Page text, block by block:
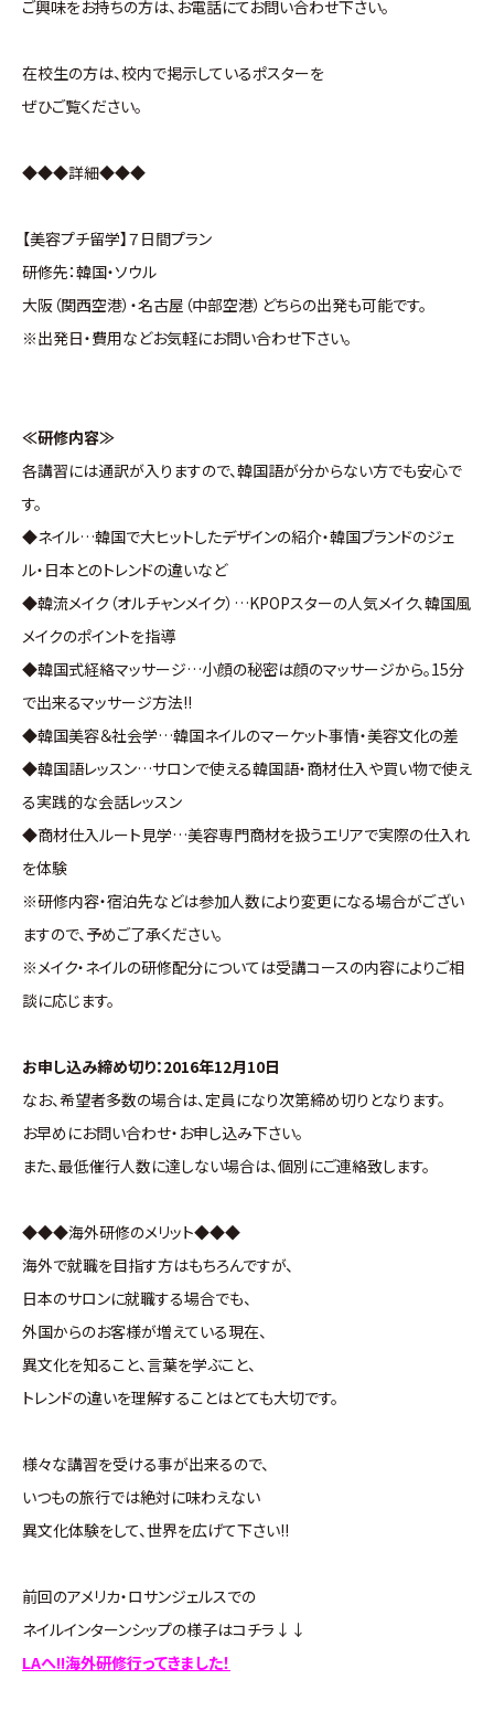
ご興味をお持ちの方は、お電話にてお問い合わせ下さい。
在校生の方は、校内で掲示しているポスターを
ぜひご覧ください。
◆◆◆詳細◆◆◆
【美容プチ留学】７日間プラン
研修先：韓国・ソウル
大阪（関西空港）・名古屋（中部空港）どちらの出発も可能です。
※出発日・費用などお気軽にお問い合わせ下さい。
≪研修内容≫
各講習には通訳が入りますので、韓国語が分からない方でも安心で
す。
◆ネイル…韓国で大ヒットしたデザインの紹介・韓国ブランドのジェ
ル・日本とのトレンドの違いなど
◆韓流メイク（オルチャンメイク）…KPOPスターの人気メイク、韓国風
メイクのポイントを指導
◆韓国式経絡マッサージ…小顔の秘密は顔のマッサージから。15分
で出来るマッサージ方法!!
◆韓国美容＆社会学…韓国ネイルのマーケット事情・美容文化の差
◆韓国語レッスン…サロンで使える韓国語・商材仕入や買い物で使え
る実践的な会話レッスン
◆商材仕入ルート見学…美容専門商材を扱うエリアで実際の仕入れ
を体験
※研修内容・宿泊先などは参加人数により変更になる場合がござい
ますので、予めご了承ください。
※メイク・ネイルの研修配分については受講コースの内容によりご相
談に応じます。
お申し込み締め切り：2016年12月10日
なお、希望者多数の場合は、定員になり次第締め切りとなります。
お早めにお問い合わせ・お申し込み下さい。
また、最低催行人数に達しない場合は、個別にご連絡致します。
◆◆◆海外研修のメリット◆◆◆
海外で就職を目指す方はもちろんですが、
日本のサロンに就職する場合でも、
外国からのお客様が増えている現在、
異文化を知ること、言葉を学ぶこと、
トレンドの違いを理解することはとても大切です。
様々な講習を受ける事が出来るので、
いつもの旅行では絶対に味わえない
異文化体験をして、世界を広げて下さい!!
前回のアメリカ・ロサンジェルスでの
ネイルインターンシップの様子はコチラ↓↓
LAへ!!海外研修行ってきました！